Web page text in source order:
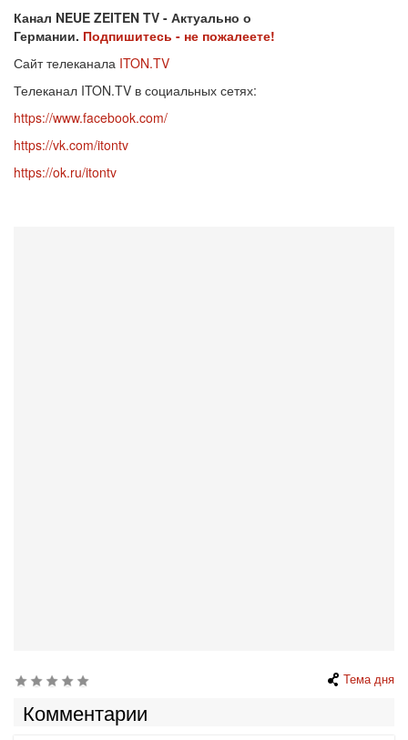
Канал NEUE ZEITEN TV - Актуально о
Германии. Подпишитесь - не пожалеете!
Сайт телеканала ITON.TV
Телеканал ITON.TV в социальных сетях:
https://www.facebook.com/
https://vk.com/itontv
https://ok.ru/itontv
Тема дня
Комментарии